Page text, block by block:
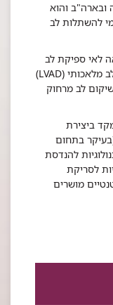
ובארה"ב והוא
להשתלות לב
לאי ספיקת לב
מתקדמת וכן את תוכנית השתלת מסייע לב מלאכותי (LVAD)
לב מרחוק
ביצירת
(בעיקר בתחום
להנדסת
לסריקת
מושרים